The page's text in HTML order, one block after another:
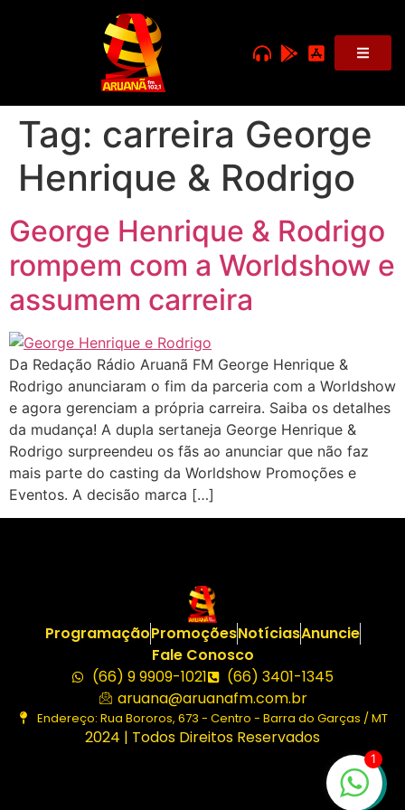
Tag: carreira George
Henrique & Rodrigo
George Henrique & Rodrigo
rompem com a Worldshow e
assumem carreira
Da Redação Rádio Aruanã FM George Henrique &
Rodrigo anunciaram o fim da parceria com a Worldshow
e agora gerenciam a própria carreira. Saiba os detalhes
da mudança! A dupla sertaneja George Henrique &
Rodrigo surpreendeu os fãs ao anunciar que não faz
mais parte do casting da Worldshow Promoções e
Eventos. A decisão marca […]
ProgramaçãoPromoçõesNotíciasAnuncie
Fale Conosco
(66) 9 9909-1021
(66) 3401-1345
aruana@aruanafm.com.br
Endereço: Rua Bororos, 673 - Centro - Barra do Garças / MT
2024 | Todos Direitos Reservados
1